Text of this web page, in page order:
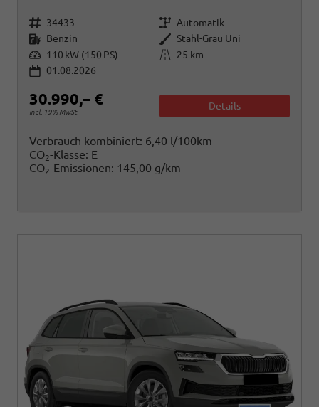
Fahrzeugnr. 34433 Getriebe Automatik
Kraftstoff Benzin Außenfarbe Stahl-Grau Uni
Leistung 110 kW (150 PS) Kilometerstand
25 km
01.08.2026
30.990,– €
incl. 19% MwSt.
Details
Verbrauch kombiniert: 6,40 l/100km
CO2-Klasse: E
CO2-Emissionen: 145,00 g/km